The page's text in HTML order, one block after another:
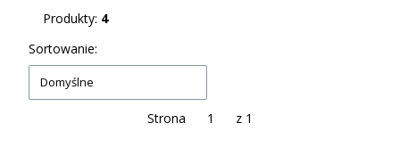
Produkty: 4
Lista produktów
Sortowanie:
Domyślne
Strona z 1